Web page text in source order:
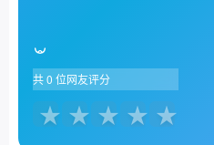
共0 位网友评分